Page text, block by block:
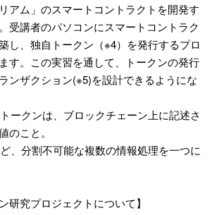
アム」のスマートコントラクトを開発す
受講者のパソコンにスマートコントラク
し、独自トークン（※4）を発行するプロ
す。この実習を通して、トークンの発行
ンザクション(※5)を設計できるようにな
ークンは、ブロックチェーン上に記述さ
のこと。
、分割不可能な複数の情報処理を一つに
研究プロジェクトについて】